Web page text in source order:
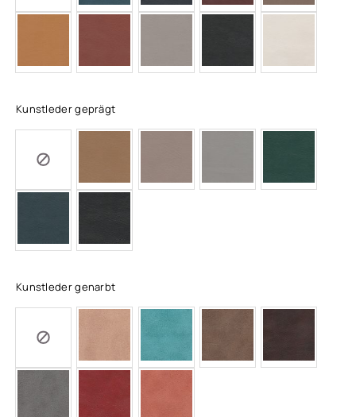
Kunstleder geprägt
Kunstleder genarbt